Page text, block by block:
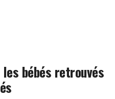
bébés retrouvés